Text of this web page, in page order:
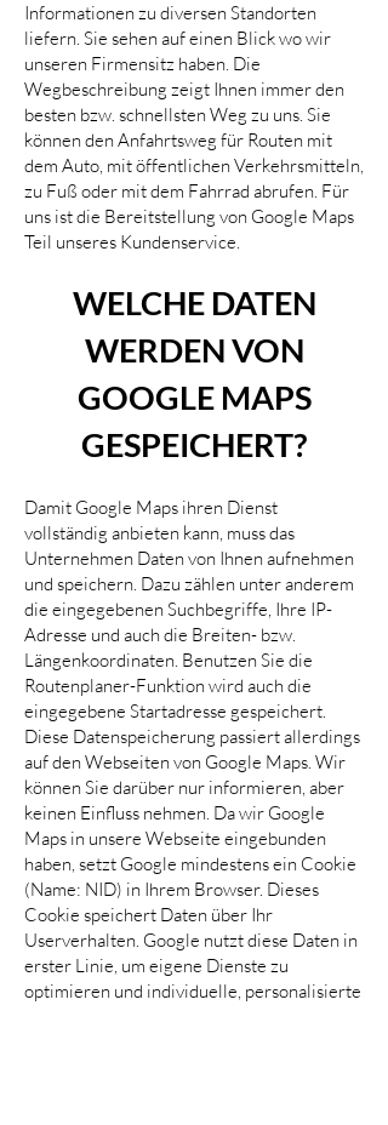
Informationen zu diversen Standorten
liefern. Sie sehen auf einen Blick wo wir
unseren Firmensitz haben. Die
Wegbeschreibung zeigt Ihnen immer den
besten bzw. schnellsten Weg zu uns. Sie
können den Anfahrtsweg für Routen mit
dem Auto, mit öffentlichen Verkehrsmitteln,
zu Fuß oder mit dem Fahrrad abrufen. Für
uns ist die Bereitstellung von Google Maps
Teil unseres Kundenservice.
WELCHE DATEN
WERDEN VON
GOOGLE MAPS
GESPEICHERT?
Damit Google Maps ihren Dienst
vollständig anbieten kann, muss das
Unternehmen Daten von Ihnen aufnehmen
und speichern. Dazu zählen unter anderem
die eingegebenen Suchbegriffe, Ihre IP-
Adresse und auch die Breiten- bzw.
Längenkoordinaten. Benutzen Sie die
Routenplaner-Funktion wird auch die
eingegebene Startadresse gespeichert.
Diese Datenspeicherung passiert allerdings
auf den Webseiten von Google Maps. Wir
können Sie darüber nur informieren, aber
keinen Einfluss nehmen. Da wir Google
Maps in unsere Webseite eingebunden
haben, setzt Google mindestens ein Cookie
(Name: NID) in Ihrem Browser. Dieses
Cookie speichert Daten über Ihr
Userverhalten. Google nutzt diese Daten in
erster Linie, um eigene Dienste zu
optimieren und individuelle, personalisierte